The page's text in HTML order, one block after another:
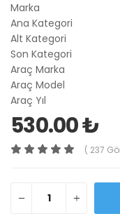
Marka
Ana Kategori
Alt Kategori
Son Kategori
Araç Marka
Araç Model
Araç Yıl
530.00 ₺
( 237